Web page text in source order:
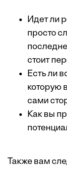
Идет ли
просто
стоит
Есть ли
которую
сами
Как вы
Также вам